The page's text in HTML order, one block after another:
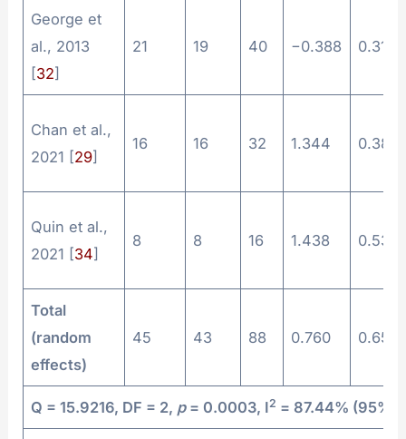
George et
al., 2013
[32]
21 19 40 −0.388 0.313
Chan et al.,
2021 [29]
16 16 32 1.344 0.383
Quin et al.,
2021 [34]
8 8 16 1.438 0.537
Total
(random
effects)
45 43 88 0.760 0.654
Q = 15.9216, DF = 2, p= 0.0003, I2 = 87.44% (95%